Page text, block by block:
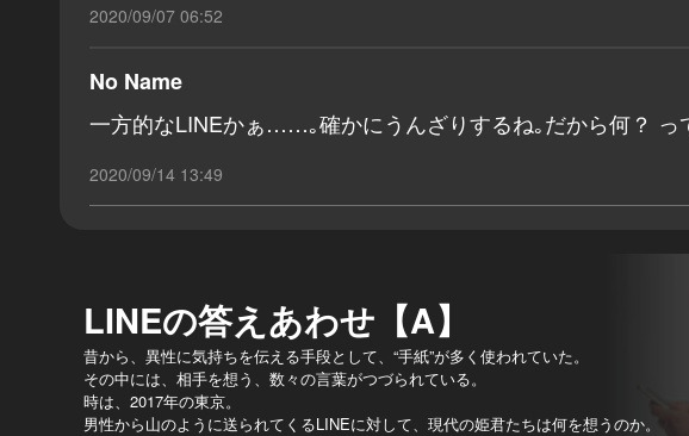
2020/09/07 06:52
No Name
一方的なLINEかぁ……｡確かにうんざりするね｡だから何？ っ
2020/09/14 13:49
LINEの答えあわせ【A】
昔から、異性に気持ちを伝える手段として、“手紙”が多く使われていた。
その中には、相手を想う、数々の言葉がつづられている。
時は、2017年の東京。
男性から山のように送られてくるLINEに対して、現代の姫君たちは何を想うのか。